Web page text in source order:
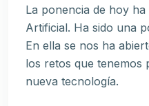
La ponencia de hoy
Artificial. Ha sido una
En ella se nos ha
los retos que tenemos
nueva tecnología.